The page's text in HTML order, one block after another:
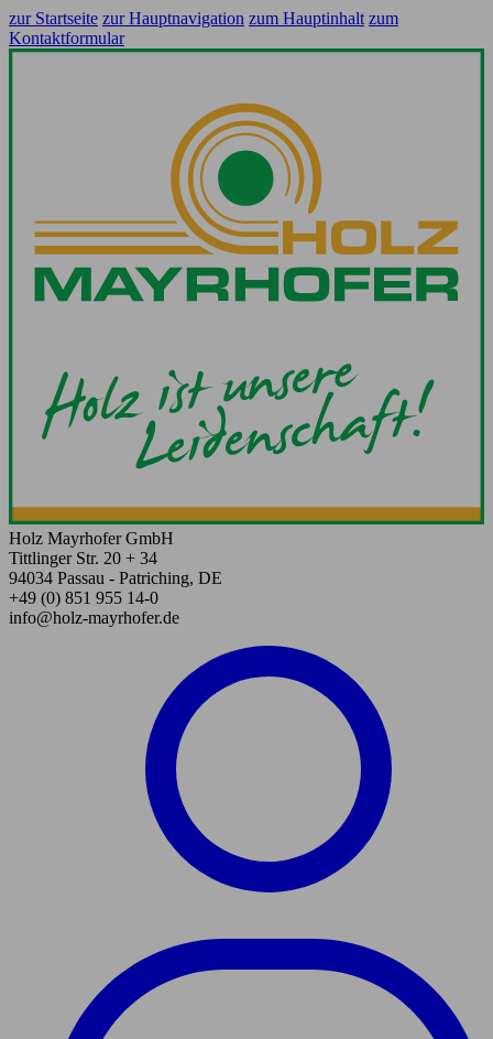
zur Startseite zur Hauptnavigation zum Hauptinhalt zum
Kontaktformular
Holz Mayrhofer GmbH
Tittlinger Str. 20 + 34
94034 Passau - Patriching, DE
+49 (0) 851 955 14-0
info@holz-mayrhofer.de